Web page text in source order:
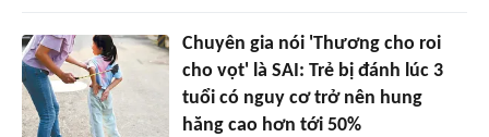
Chuyên gia nói 'Thương cho roi
cho vọt' là SAI: Trẻ bị đánh lúc 3
tuổi có nguy cơ trở nên hung
hăng cao hơn tới 50%